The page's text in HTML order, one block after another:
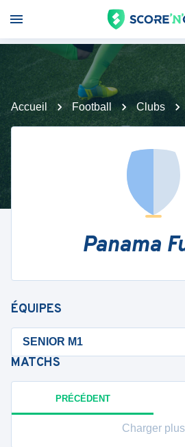
Accueil Football Clubs
Panama
ÉQUIPES
SENIOR M1
MATCHS
PRÉCÉDENT
Charger plus